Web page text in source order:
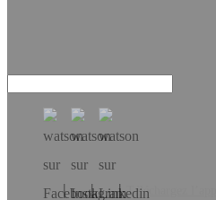
Téléchargez l’app!